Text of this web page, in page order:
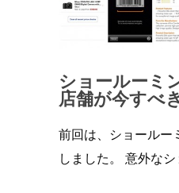
ショールーミ
店舗が今すべ
前回は、ショールー
しました。 意外なシ